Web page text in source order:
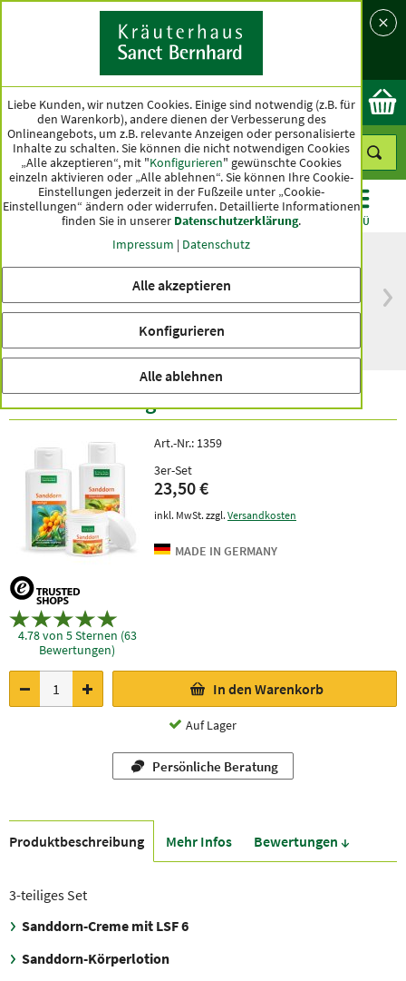
Land
Ok
KATEGORIEN ANGEBOTE TOPSELLER MENÜ
versandkostenfrei
innerhalb Deutschlands
Spitzenqualität seit
Sanddorn-Pflegeset
4.78 von 5 Sternen (63
Bewertungen)
Art.-Nr.: 1359
3er-Set
23,50 €
inkl. MwSt. zzgl. Versandkosten
In den Warenkorb
Auf Lager
Persönliche Beratung
Produkt­beschreibung Mehr Infos Bewer­tungen ↓
3-teiliges Set
Sanddorn-Creme mit LSF 6
Sanddorn-Körperlotion
Liebe Kunden, wir nutzen Cookies. Einige sind notwendig (z.B. für
den Warenkorb), andere dienen der Verbesserung des
Onlineangebots, um z.B. relevante Anzeigen oder personalisierte
Inhalte zu schalten. Sie können die nicht notwendigen Cookies
„Alle akzeptieren“, mit "Konfigurieren" gewünschte Cookies
einzeln aktivieren oder „Alle ablehnen“. Sie können Ihre Cookie-
Einstellungen jederzeit in der Fußzeile unter „Cookie-
Einstellungen“ ändern oder widerrufen. Detaillierte Informationen
finden Sie in unserer Datenschutzerklärung.
Impressum | Datenschutz
Alle akzeptieren
Konfigurieren
Alle ablehnen